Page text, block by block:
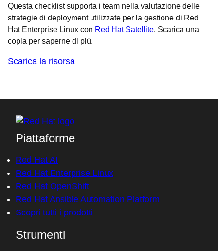
Questa checklist supporta i team nella valutazione delle
strategie di deployment utilizzate per la gestione di Red
Hat Enterprise Linux con Red Hat Satellite. Scarica una
copia per saperne di più.
Scarica la risorsa
Piattaforme
Red Hat AI
Red Hat Enterprise Linux
Red Hat OpenShift
Red Hat Ansible Automation Platform
Scopri tutti i prodotti
Strumenti